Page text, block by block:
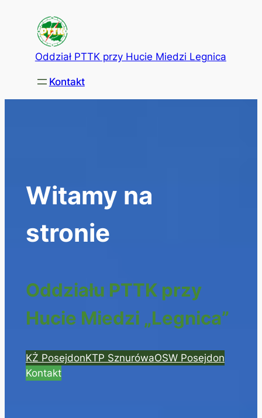
Oddział PTTK przy Hucie Miedzi Legnica
Kontakt
Witamy na
stronie
Oddziału PTTK przy
Hucie Miedzi „Legnica”
KŻ PosejdonKTP SznurówaOSW Posejdon
Kontakt